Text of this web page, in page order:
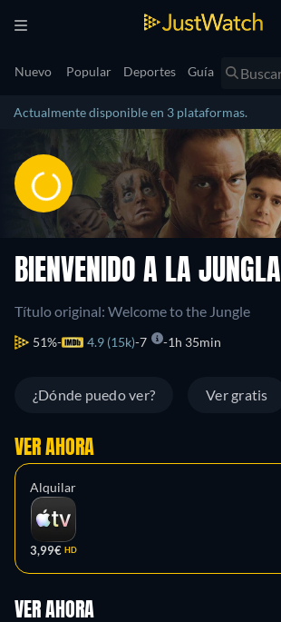
Nuevo Popular Deportes Guía
Actualmente disponible en 3 plataformas.
BIENVENIDO A LA JUNGLA
Título original: Welcome to the Jungle
51% 4.9 (15k) 7 1h 35min
¿Dónde puedo ver? Ver gratis
VER AHORA
Alquilar
3,99€ HD
VER AHORA